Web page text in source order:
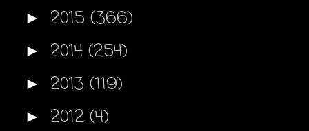
► 2015 (366)
► 2014 (254)
► 2013 (119)
► 2012 (4)